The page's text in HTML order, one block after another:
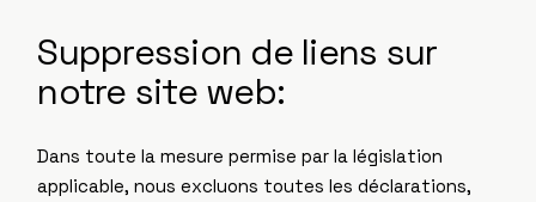
Suppression de liens sur
notre site web:
Dans toute la mesure permise par la législation
applicable, nous excluons toutes les déclarations,